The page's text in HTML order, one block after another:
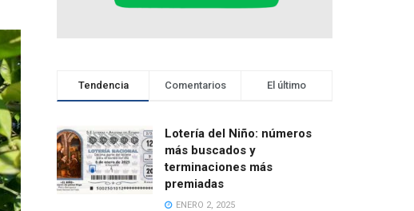
Tendencia Comentarios El último
Lotería del Niño: números
más buscados y
terminaciones más
premiadas
ENERO 2, 2025